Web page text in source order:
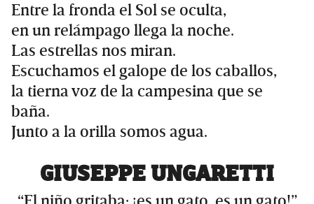
Entre la fronda el Sol se oculta,
en un relámpago llega la noche.
Las estrellas nos miran.
Escuchamos el galope de los caballos,
la tierna voz de la campesina que se
baña.
Junto a la orilla somos agua.
GIUSEPPE UNGARETTI